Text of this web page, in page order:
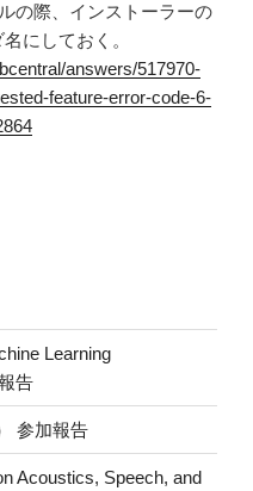
の際、インストーラーの
にしておく。
answers/517970-
feature-error-code-6-
Learning
告
参加報告
Acoustics, Speech, and